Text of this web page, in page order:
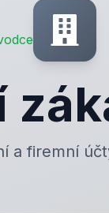
a firemní